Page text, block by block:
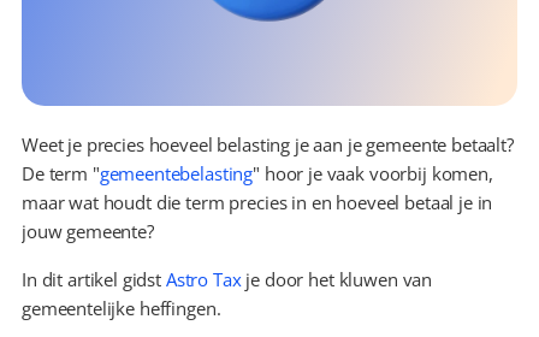
Weet je precies hoeveel belasting je aan je gemeente betaalt?
De term "gemeentebelasting" hoor je vaak voorbij komen,
maar wat houdt die term precies in en hoeveel betaal je in
jouw gemeente?
In dit artikel gidst Astro Tax je door het kluwen van
gemeentelijke heffingen.